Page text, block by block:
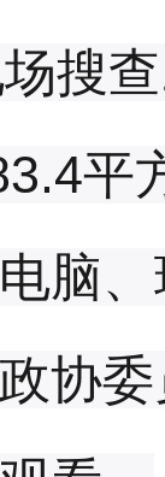
搜
平
脑
协